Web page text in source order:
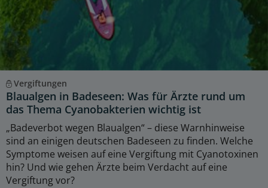
Vergiftungen
Blaualgen in Badeseen: Was für Ärzte rund um
das Thema Cyanobakterien wichtig ist
„Badeverbot wegen Blaualgen“ – diese Warnhinweise
sind an einigen deutschen Badeseen zu finden. Welche
Symptome weisen auf eine Vergiftung mit Cyanotoxinen
hin? Und wie gehen Ärzte beim Verdacht auf eine
Vergiftung vor?